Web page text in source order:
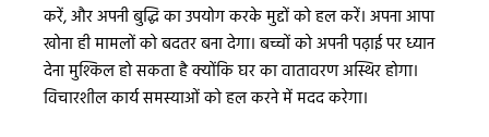
करें, और अपनी बुद्धि का उपयोग करके मुद्दों को हल करें। अपना आपा
खोना ही मामलों को बदतर बना देगा। बच्चों को अपनी पढ़ाई पर ध्यान
देना मुश्किल हो सकता है क्योंकि घर का वातावरण अस्थिर होगा।
विचारशील कार्य समस्याओं को हल करने में मदद करेगा।